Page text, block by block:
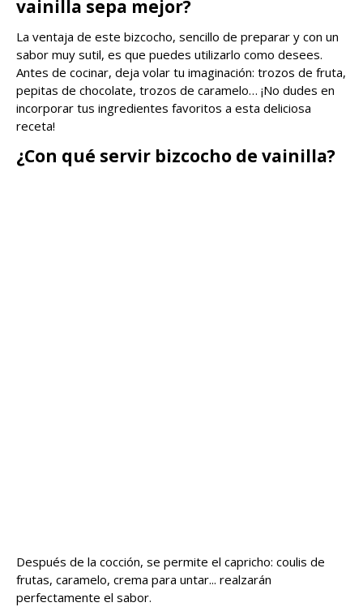
vainilla sepa mejor?
La ventaja de este bizcocho, sencillo de preparar y con un
sabor muy sutil, es que puedes utilizarlo como desees.
Antes de cocinar, deja volar tu imaginación: trozos de fruta,
pepitas de chocolate, trozos de caramelo… ¡No dudes en
incorporar tus ingredientes favoritos a esta deliciosa
receta!
¿Con qué servir bizcocho de vainilla?
Después de la cocción, se permite el capricho: coulis de
frutas, caramelo, crema para untar... realzarán
perfectamente el sabor.